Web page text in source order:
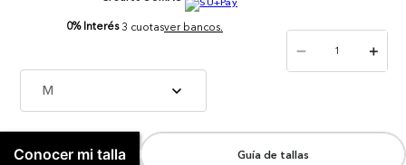
0% Interés 3 cuotasver bancos.
M
＋
－
Conocer mi talla Guía de tallas